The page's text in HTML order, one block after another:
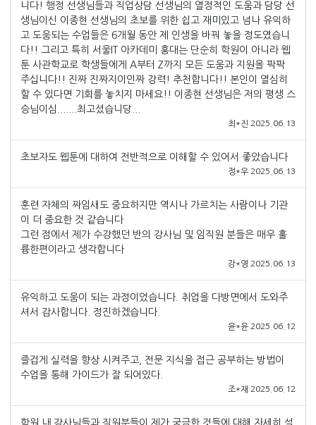
니다! 행정 선생님들과 직업상담 선생님의 열정적인 도움과 담당 선
생님이신 이종현 선생님의 초보를 위한 쉽고 재미있고 넘나 유익하
고 도움되는 수업들은 6개월 동안 제 인생을 바꿔 놓을 정도였습니
다!! 그리고 특히 서울IT 아카데미 홍대는 단순히 학원이 아니라 웹
툰 사관학교로 학생들에게 A부터 Z까지 모든 도움과 지원을 팍팍
주십니다!! 진짜 진짜지이인짜 강력! 추천합니다!! 본인이 열심히
할 수 있다면 기회를 놓치지 마세요!! 이종현 선생님은 저의 평생 스
승님이심.......최고셨습니당...
최*진 2025.06.13
초보자도 웹툰에 대하여 전반적으로 이해할 수 있어서 좋았습니다
정*우 2025.06.13
훈련 자체의 짜임새도 중요하지만 역시나 가르치는 사람이나 기관
이 더 중요한 것 같습니다
그런 점에서 제가 수강했던 반의 강사님 및 임직원 분들은 매우 훌
륭한편이라고 생각합니다
강*영 2025.06.13
유익하고 도움이 되는 과정이었습니다. 취업을 다방면에서 도와주
셔서 감사합니다. 정진하겠습니다.
윤*윤 2025.06.12
즐겁게 실력을 향상 시켜주고, 전문 지식을 접근 공부하는 방법이
수업을 통해 가이드가 잘 되어있다.
조*재 2025.06.12
학원 내 강사님들과 직원분들이 제가 궁금한 것들에 대해 자세히 설